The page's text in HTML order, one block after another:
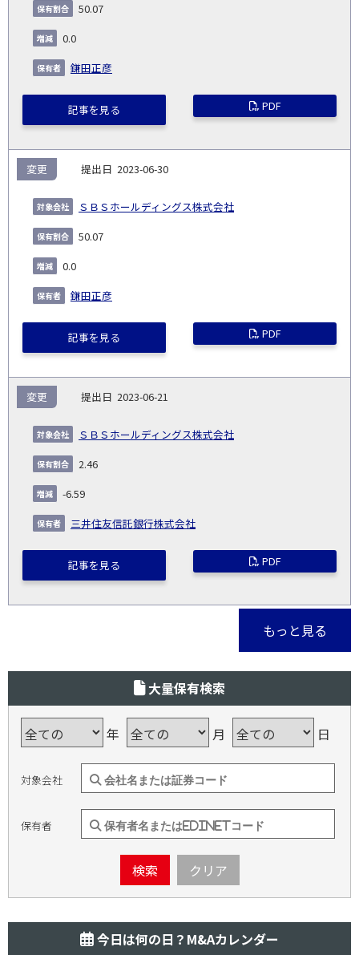
50.07
0.0
鎌田正彦
記事を見る PDF
2023-06-30
ＳＢＳホールディングス株式会社
変更
50.07
0.0
鎌田正彦
記事を見る PDF
2023-06-21
ＳＢＳホールディングス株式会社
変更
2.46
-6.59
三井住友信託銀行株式会社
記事を見る PDF
もっと見る
大量保有検索
年 月 日
対象会社
保有者
検索 クリア
今日は何の日？M&Aカレンダー